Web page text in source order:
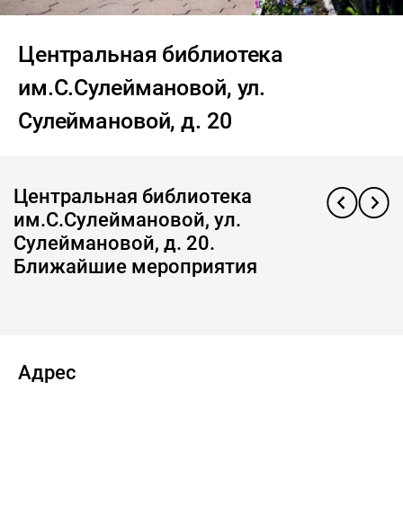
Центральная библиотека
им.С.Сулеймановой, ул.
Сулеймановой, д. 20
Центральная библиотека
им.С.Сулеймановой, ул.
Сулеймановой, д. 20.
Ближайшие мероприятия
Адрес